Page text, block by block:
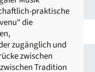
praktische
die
zugänglich und
zwischen
Tradition